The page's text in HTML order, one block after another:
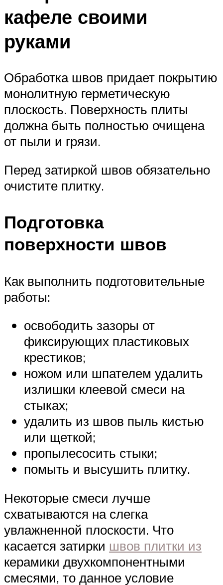
кафеле своими
руками
Обработка швов придает покрытию
монолитную герметическую
плоскость. Поверхность плиты
должна быть полностью очищена
от пыли и грязи.
Перед затиркой швов обязательно
очистите плитку.
Подготовка
поверхности швов
Как выполнить подготовительные
работы:
освободить зазоры от
фиксирующих пластиковых
крестиков;
ножом или шпателем удалить
излишки клеевой смеси на
стыках;
удалить из швов пыль кистью
или щеткой;
пропылесосить стыки;
помыть и высушить плитку.
Некоторые смеси лучше
схватываются на слегка
увлажненной плоскости. Что
касается затирки швов плитки из
керамики двухкомпонентными
смесями, то данное условие